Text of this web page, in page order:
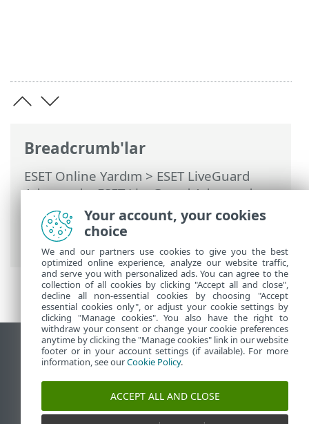
Breadcrumb'lar
ESET Online Yardım>ESET LiveGuard
Advanced>ESET LiveGuard Advanced
Ürününü Kullanma>Dosyayı analiz için
manuel olarak yükleme
> Dosyayı ESET
Server Security ürününden gönderin
Masaüstü sitesini görüntüle
End of Life
ESET Bilgi Bankası
Your account, your cookies
choice
We and our partners use cookies to give you the best
optimized online experience, analyze our website traffic,
and serve you with personalized ads. You can agree to the
collection of all cookies by clicking "Accept all and close",
decline all non-essential cookies by choosing "Accept
essential cookies only", or adjust your cookie settings by
clicking "Manage cookies". You also have the right to
withdraw your consent or change your cookie preferences
anytime by clicking the "Manage cookies" link in our website
footer or in your account settings (if available). For more
information, see ourCookie Policy.
ACCEPT ALL AND CLOSE